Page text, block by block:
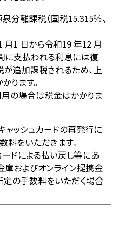
分離課税（国税15.315％、
1 日から令和19 年12 月
に支払われる利息には復
追加課税されるため、上
ります。
の場合は税金はかかりま
ャッシュカードの再発行に
料をいただきます。
ードによる払い戻し等にあ
庫およびオンライン提携金
の手数料をいただく場合